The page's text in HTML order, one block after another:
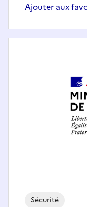
Ajouter aux
Sécurité